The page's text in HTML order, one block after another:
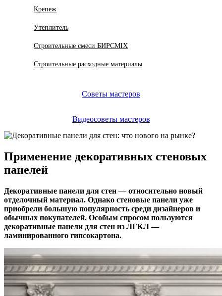
Крепеж
Утеплитель
Строительные смеси БИРСMIX
Строительные расходные материалы
Советы мастеров
Видеосоветы мастеров
Применение декоративных стеновых
панелей
Декоративные панели для стен — относительно новый
отделочный материал. Однако стеновые панели уже
приобрели большую популярность среди дизайнеров и
обычных покупателей. Особым спросом пользуются
декоративные панели для стен из ЛГКЛ —
ламинированного гипсокартона.